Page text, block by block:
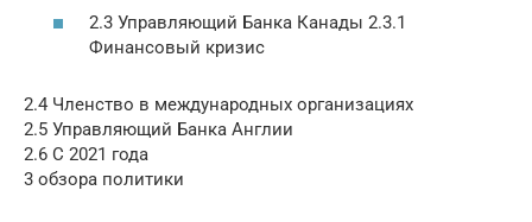
2.3 Управляющий Банка Канады 2.3.1
Финансовый кризис
2.4 Членство в международных организациях
2.5 Управляющий Банка Англии
2.6 С 2021 года
3 обзора политики